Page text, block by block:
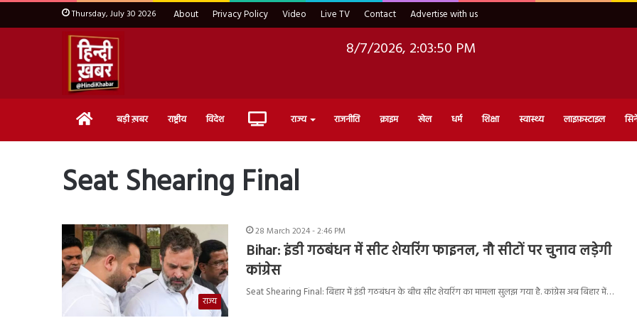
Thursday, July 30 2026 About Privacy Policy Video Live TV Contact Advertise with us
8/7/2026, 2:03:51 PM
Home बड़ी ख़बर राष्ट्रीय विदेश Live राज्य राजनीति क्राइम खेल धर्म शिक्षा स्वास्थ्य लाइफ़स्टाइल
Seat Shearing Final
राज्य
28 March 2024 - 2:46 PM
Bihar: इंडी गठबंधन में सीट शेयरिंग फाइनल, नौ सीटों पर चुनाव लड़ेगी
कांग्रेस
Seat Shearing Final: बिहार में इंडी गठबंधन के बीच सीट शेयरिंग का मामला सुलझ गया है. कांग्रेस अब बिहार में…